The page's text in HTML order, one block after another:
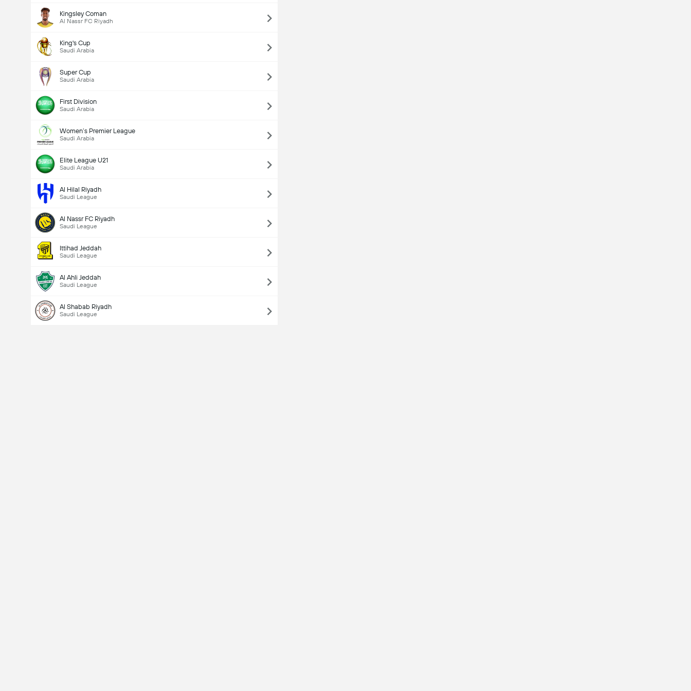
Kingsley Coman
Al Nassr FC Riyadh
King's Cup
Saudi Arabia
Super Cup
Saudi Arabia
First Division
Saudi Arabia
Women’s Premier League
Saudi Arabia
Elite League U21
Saudi Arabia
Al Hilal Riyadh
Saudi League
Al Nassr FC Riyadh
Saudi League
Ittihad Jeddah
Saudi League
Al Ahli Jeddah
Saudi League
Al Shabab Riyadh
Saudi League